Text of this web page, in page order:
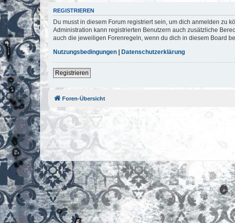
REGISTRIEREN
Du musst in diesem Forum registriert sein, um dich anmelden zu
Administration kann registrierten Benutzern auch zusätzliche
auch die jeweiligen Forenregeln, wenn du dich in diesem Board
Nutzungsbedingungen
Datenschutzerklärung
Registrieren
Foren-Übersicht